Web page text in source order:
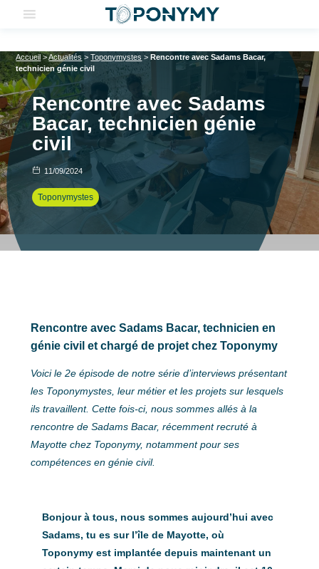
Accueil>Actualités >Toponymystes >Rencontre avec Sadams Bacar,
technicien génie civil
Rencontre avec Sadams
Bacar, technicien génie
civil
11/09/2024
Toponymystes
Rencontre avec Sadams Bacar, technicien en
génie civil et chargé de projet chez Toponymy
Voici le 2e épisode de notre série d’interviews présentant
les Toponymystes, leur métier et les projets sur lesquels
ils travaillent. Cette fois-ci, nous sommes allés à la
rencontre de Sadams Bacar, récemment recruté à
Mayotte chez Toponymy, notamment pour ses
compétences en génie civil.
Bonjour à tous, nous sommes aujourd’hui avec
Sadams, tu es sur l’île de Mayotte, où
Toponymy est implantée depuis maintenant un